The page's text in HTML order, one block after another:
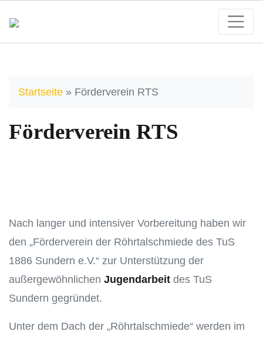
Startseite » Förderverein RTS
Förderverein RTS
Nach langer und intensiver Vorbereitung haben wir
den „Förderverein der Röhrtalschmiede des TuS
1886 Sundern e.V.“ zur Unterstützung der
außergewöhnlichen Jugendarbeit des TuS
Sundern gegründet.
Unter dem Dach der „Röhrtalschmiede“ werden im